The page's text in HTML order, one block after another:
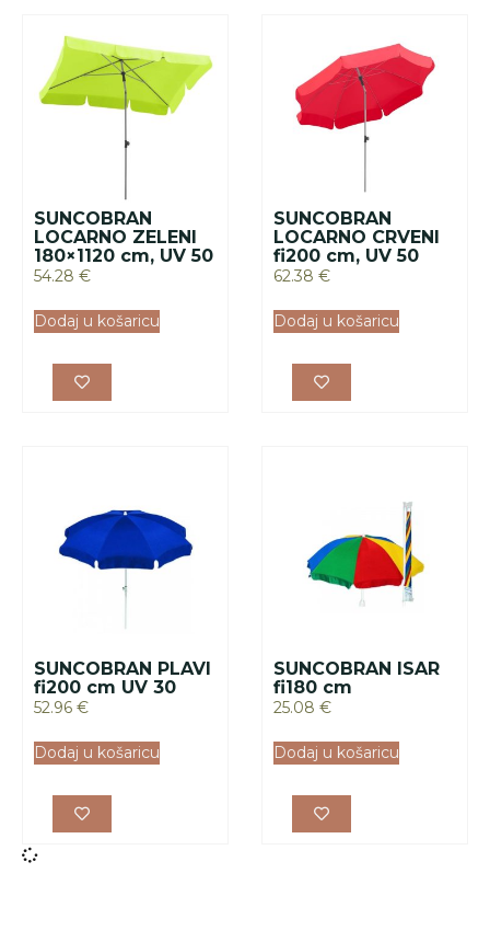
SUNCOBRAN
LOCARNO ZELENI
180×1120 cm, UV 50
54.28 €
Dodaj u košaricu
SUNCOBRAN
LOCARNO CRVENI
fi200 cm, UV 50
62.38 €
Dodaj u košaricu
SUNCOBRAN PLAVI
fi200 cm UV 30
52.96 €
Dodaj u košaricu
SUNCOBRAN ISAR
fi180 cm
25.08 €
Dodaj u košaricu